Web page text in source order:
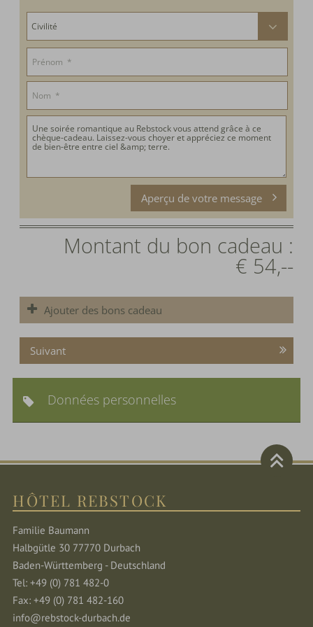
Aperçu de votre message
Montant du bon cadeau :
€ 54,--
Ajouter des bons cadeau
Suivant
Données personnelles
HÔTEL REBSTOCK
Familie Baumann
Halbgütle 30 77770 Durbach
Baden-Württemberg - Deutschland
Tel: +49 (0) 781 482-0
Fax: +49 (0) 781 482-160
info@rebstock-durbach.de